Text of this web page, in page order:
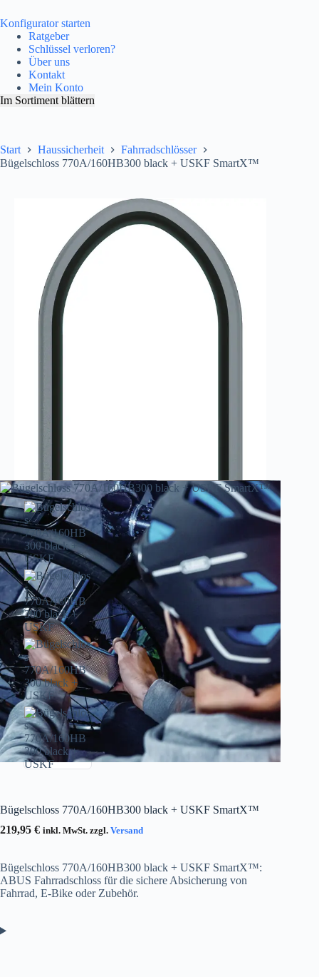
Konfigurator starten
Ratgeber
Schlüssel verloren?
Über uns
Kontakt
Mein Konto
Im Sortiment blättern
Start Haussicherheit
Fahrradschlösser
Bügelschloss 770A/160HB300 black + USKF SmartX™
Bügelschloss 770A/160HB300 black + USKF SmartX™
219,95 € inkl. MwSt. zzgl. Versand
Bügelschloss 770A/160HB300 black + USKF SmartX™:
ABUS Fahrradschloss für die sichere Absicherung von
Fahrrad, E-Bike oder Zubehör.